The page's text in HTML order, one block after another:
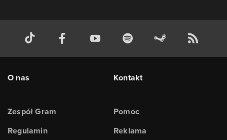
O nas
Zespół Gram
Regulamin
Kontakt
Pomoc
Reklama